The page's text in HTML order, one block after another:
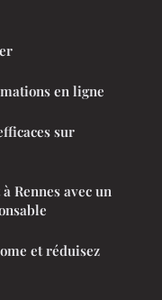
en ligne
sur
Rennes avec un
et réduisez